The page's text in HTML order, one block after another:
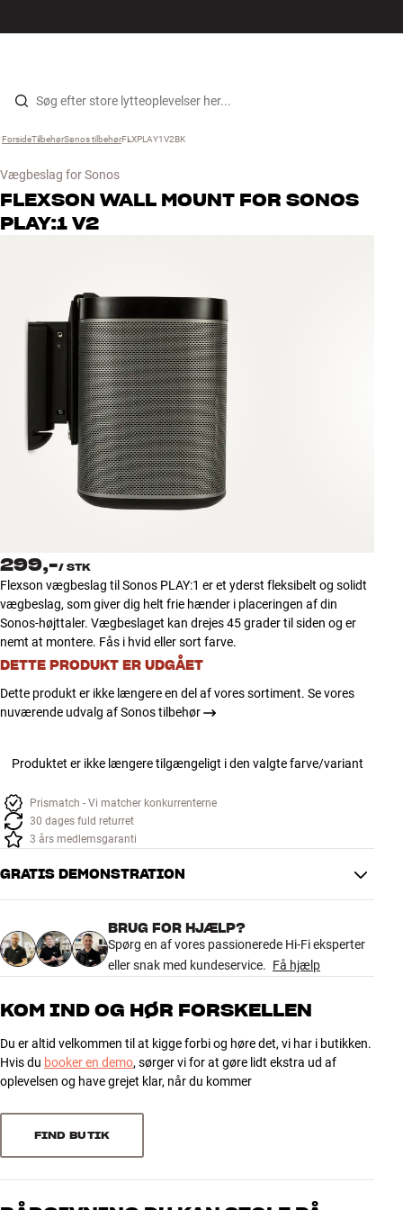
Gå til indhold
Højtaler
Høretelefoner
Systemer
Kabler
Tilbehør
INSPIRATION
MÆRKER
TILBUD
Find Butik
Kundeservice
Log ind
Kundeservice
Forside ›
Tilbehør ›
Sonos tilbehør ›
FLXPLAY1V2BK
Vægbeslag for Sonos
FLEXSON WALL MOUNT FOR SONOS
PLAY:1 V2
299,-/ STK
Flexson vægbeslag til Sonos PLAY:1 er et yderst fleksibelt og solidt
vægbeslag, som giver dig helt frie hænder i placeringen af din
Sonos-højttaler. Vægbeslaget kan drejes 45 grader til siden og er
nemt at montere. Fås i hvid eller sort farve.
DETTE PRODUKT ER UDGÅET
Dette produkt er ikke længere en del af vores sortiment. Se vores
nuværende udvalg af Sonos tilbehør
Produktet er ikke længere tilgængeligt i den valgte farve/variant
Prismatch - Vi matcher konkurrenterne
30 dages fuld returret
3 års medlemsgaranti
GRATIS DEMONSTRATION
BRUG FOR HJÆLP?
Spørg en af vores passionerede Hi-Fi eksperter
eller snak med kundeservice. Få hjælp
KOM IND OG HØR FORSKELLEN
Du er altid velkommen til at kigge forbi og høre det, vi har i butikken.
Hvis du booker en demo, sørger vi for at gøre lidt ekstra ud af
oplevelsen og have grejet klar, når du kommer
FIND BUTIK